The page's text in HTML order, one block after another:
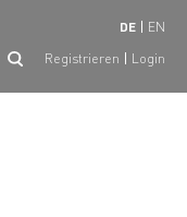
DE EN
Registrieren Login